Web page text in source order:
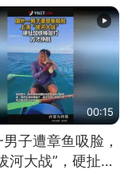
00:15
子遭章鱼吸脸，
河大战”，硬扯加